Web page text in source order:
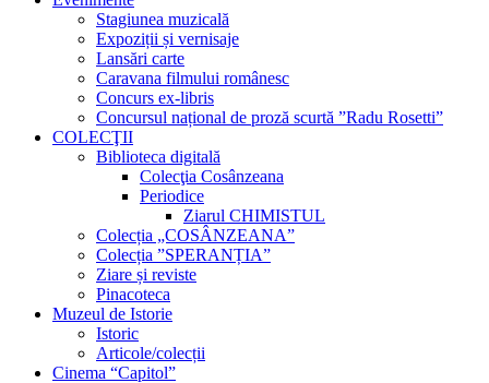
Stagiunea muzicală
Expoziții și vernisaje
Lansări carte
Caravana filmului românesc
Concurs ex-libris
Concursul național de proză scurtă ”Radu Rosetti”
COLECŢII
Biblioteca digitală
Colecţia Cosânzeana
Periodice
Ziarul CHIMISTUL
Colecția „COSÂNZEANA”
Colecția ”SPERANȚIA”
Ziare și reviste
Pinacoteca
Muzeul de Istorie
Istoric
Articole/colecții
Cinema “Capitol”